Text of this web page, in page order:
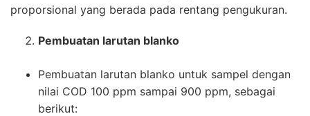
proporsional yang berada pada rentang pengukuran.
Pembuatan larutan blanko
Pembuatan larutan blanko untuk sampel dengan
nilai COD 100 ppm sampai 900 ppm, sebagai
berikut: